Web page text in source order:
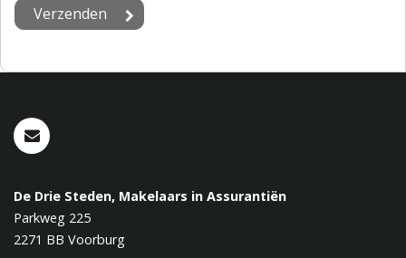
De Drie Steden, Makelaars in Assurantiën
Parkweg 225
2271 BB Voorburg